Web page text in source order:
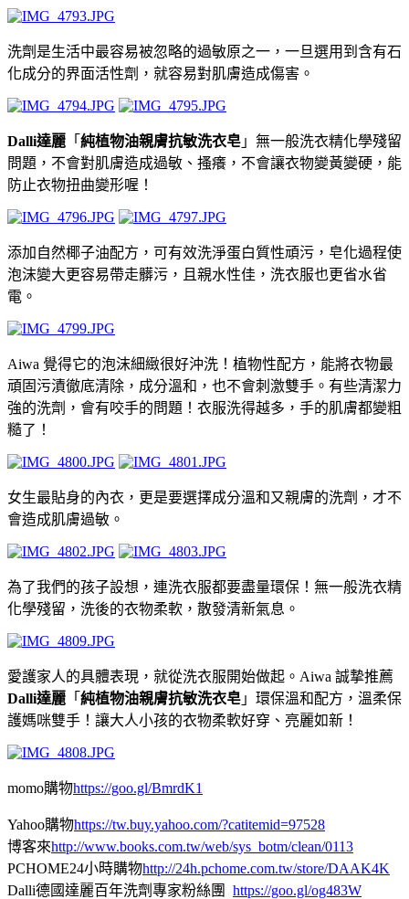
洗劑是生活中最容易被忽略的過敏原之一，一旦選用到含有石
化成分的界面活性劑，就容易對肌膚造成傷害。
Dalli達麗 「 純植物油親膚抗敏洗衣皂 」 無一般洗衣精化學殘留
問題，不會對肌膚造成過敏、搔癢，不會讓衣物變黃變硬，能
防止衣物扭曲變形喔！
添加自然椰子油配方 ， 可有效洗淨蛋白質性頑污 ，皂化過程使
泡沫變大更容易帶走髒污，且親水性佳，洗衣服也更省水省
電。
Aiwa 覺得它的泡沫細緻很好沖洗！植物性配方，能將衣物最
頑固污漬徹底清除，成分溫和，也不會刺激雙手。有些清潔力
強的洗劑，會有咬手的問題！衣服洗得越多，手的肌膚都變粗
糙了！
女生最貼身的內衣，更是要選擇成分溫和又親膚的洗劑，才不
會造成肌膚過敏。
為了我們的孩子設想，連洗衣服都要盡量環保！無一般洗衣精
化學殘留，洗後的衣物柔軟，散發清新氣息。
愛護家人的具體表現，就從洗衣服開始做起。Aiwa 誠摯推薦
Dalli達麗 「 純植物油親膚抗敏洗衣皂 」 環保溫和配方，溫柔保
護媽咪雙手！讓大人小孩的衣物柔軟好穿、亮麗如新！
momo購物https://goo.gl/BmrdK1
Yahoo購物https://tw.buy.yahoo.com/?catitemid=97528
博客來http://www.books.com.tw/web/sys_botm/clean/0113
PCHOME24小時購物http://24h.pchome.com.tw/store/DAAK4K
Dalli德國達麗百年洗劑專家粉絲團 https://goo.gl/og483W